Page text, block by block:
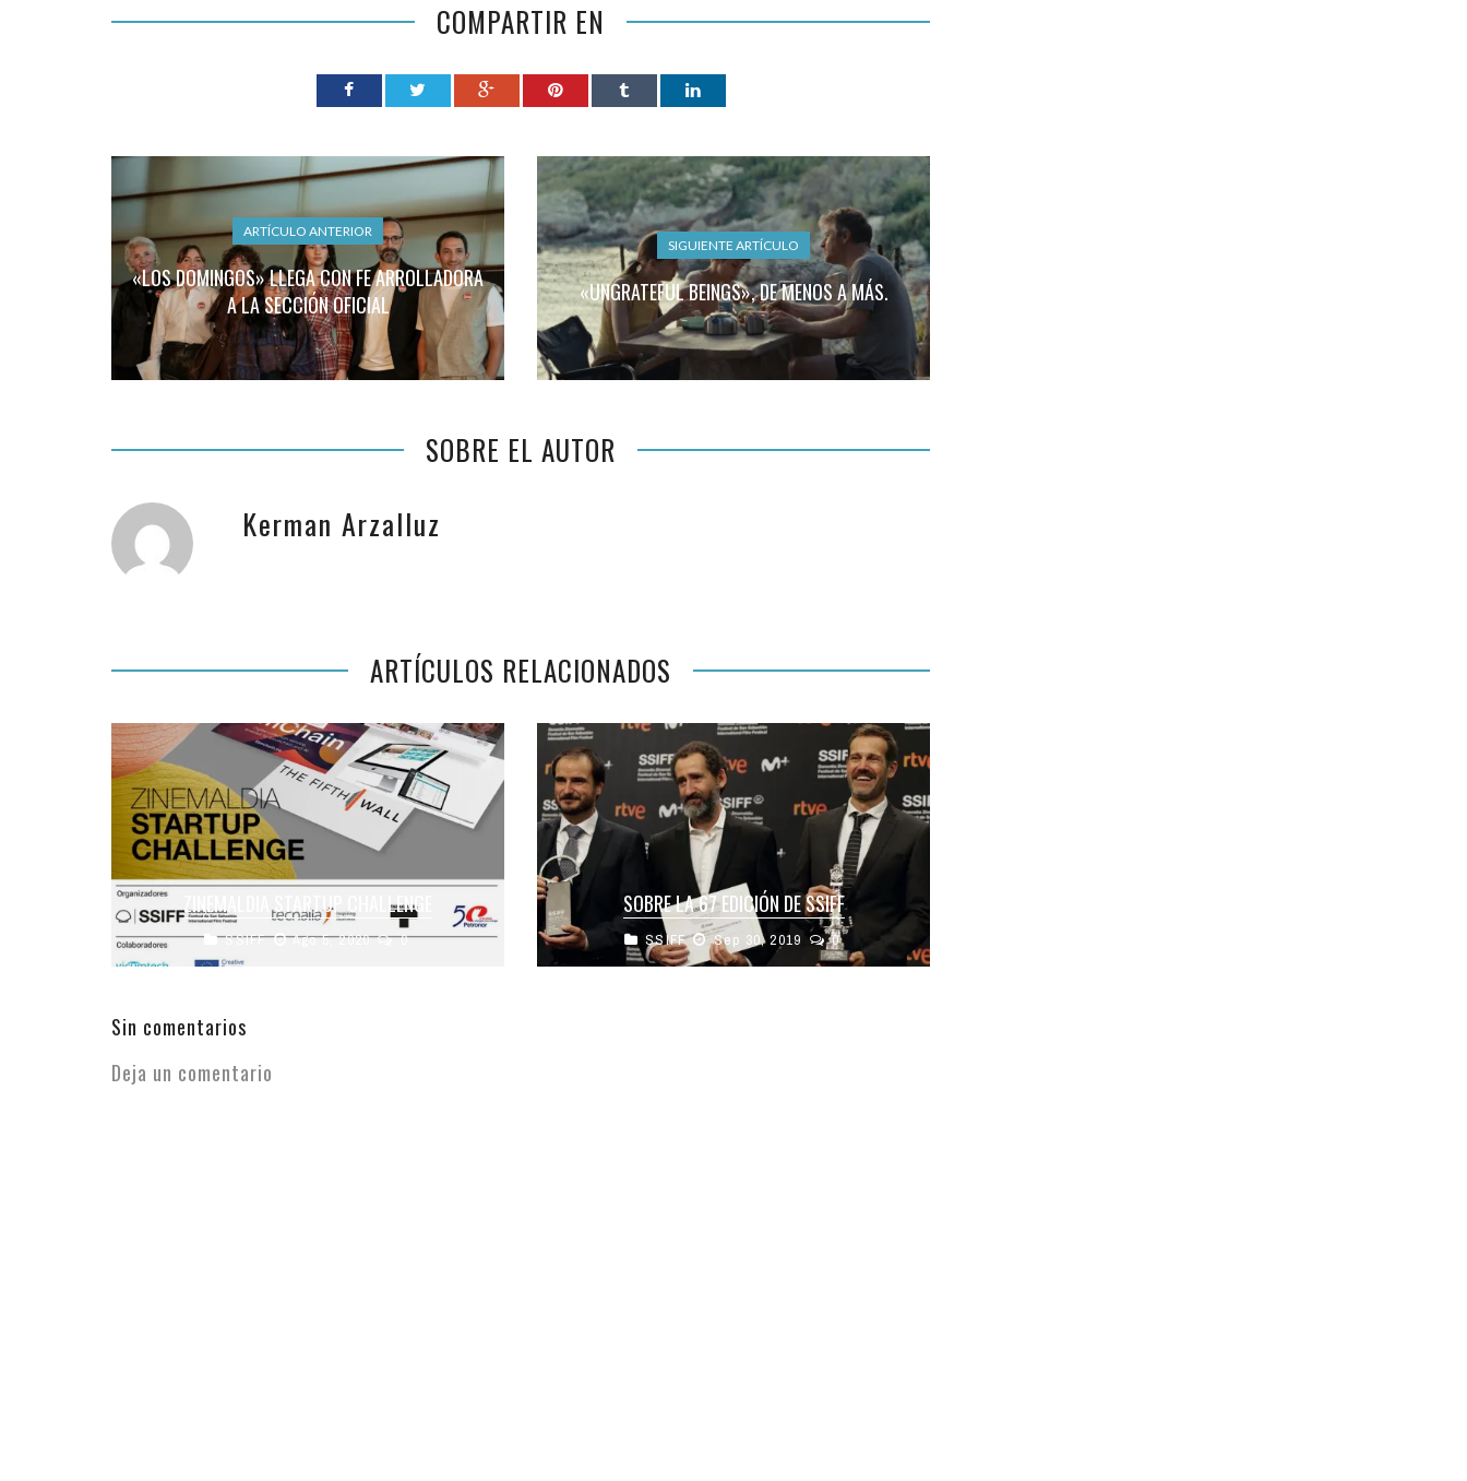
COMPARTIR EN
ARTÍCULO ANTERIOR
«LOS DOMINGOS» LLEGA CON FE ARROLLADORA
A LA SECCIÓN OFICIAL
SIGUIENTE ARTÍCULO
«UNGRATEFUL BEINGS», DE MENOS A MÁS.
SOBRE EL AUTOR
Kerman Arzalluz
ARTÍCULOS RELACIONADOS
ZINEMALDIA STARTUP CHALLENGE
Cinco proyectos de inteligencia artificial, big
data, blockchain y aplicaciones móviles
propuestas seleccionadas, procedentes ...
SSIFF Ago 5, 2020 0
SOBRE LA 67 EDICIÓN DE SSIFF
Recién terminada la 67 edición del Festival
Internacional de Cine de San Sebastián, y con la
SSIFF Sep 30, 2019 0
Sin comentarios
Deja un comentario